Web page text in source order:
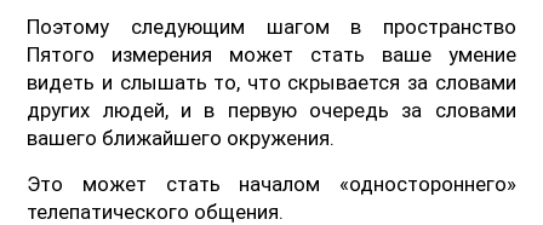
Поэтому следующим шагом в пространство
Пятого измерения может стать ваше умение
видеть и слышать то, что скрывается за словами
других людей, и в первую очередь за словами
вашего ближайшего окружения.
Это может стать началом «одностороннего»
телепатического общения.